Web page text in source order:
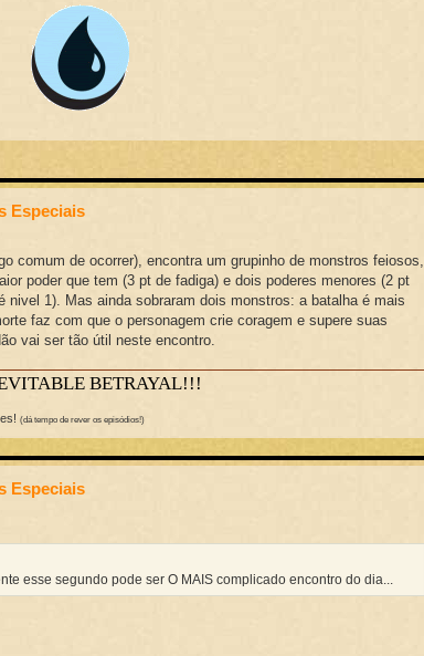
Especiais
comum de ocorrer), encontra um grupinho de monstros feiosos,
poder que tem (3 pt de fadiga) e dois poderes menores (2 pt
nivel 1). Mas ainda sobraram dois monstros: a batalha é mais
faz com que o personagem crie coragem e supere suas
vai ser tão útil neste encontro.
BETRAYAL!!!
(dá tempo de rever os episódios!)
Especiais
esse segundo pode ser O MAIS complicado encontro do dia...